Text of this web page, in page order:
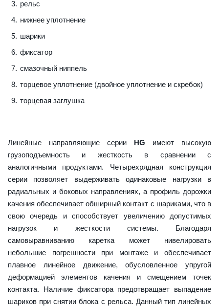
рельс
нижнее уплотнение
шарики
фиксатор
смазочный ниппель
торцевое уплотнение (двойное уплотнение и скребок)
торцевая заглушка
Линейные направляющие серии HG имеют высокую
грузоподъемность и жесткость в сравнении с
аналогичными продуктами. Четырехрядная конструкция
серии позволяет выдерживать одинаковые нагрузки в
радиальных и боковых направлениях, а профиль дорожки
качения обеспечивает обширный контакт с шариками, что в
свою очередь и способствует увеличению допустимых
нагрузок и жесткости системы. Благодаря
самовыравниванию каретка может нивелировать
небольшие погрешности при монтаже и обеспечивает
плавное линейное движение, обусловленное упругой
деформацией элементов качения и смещением точек
контакта. Наличие фиксатора предотвращает выпадение
шариков при снятии блока с рельса. Данный тип линейных